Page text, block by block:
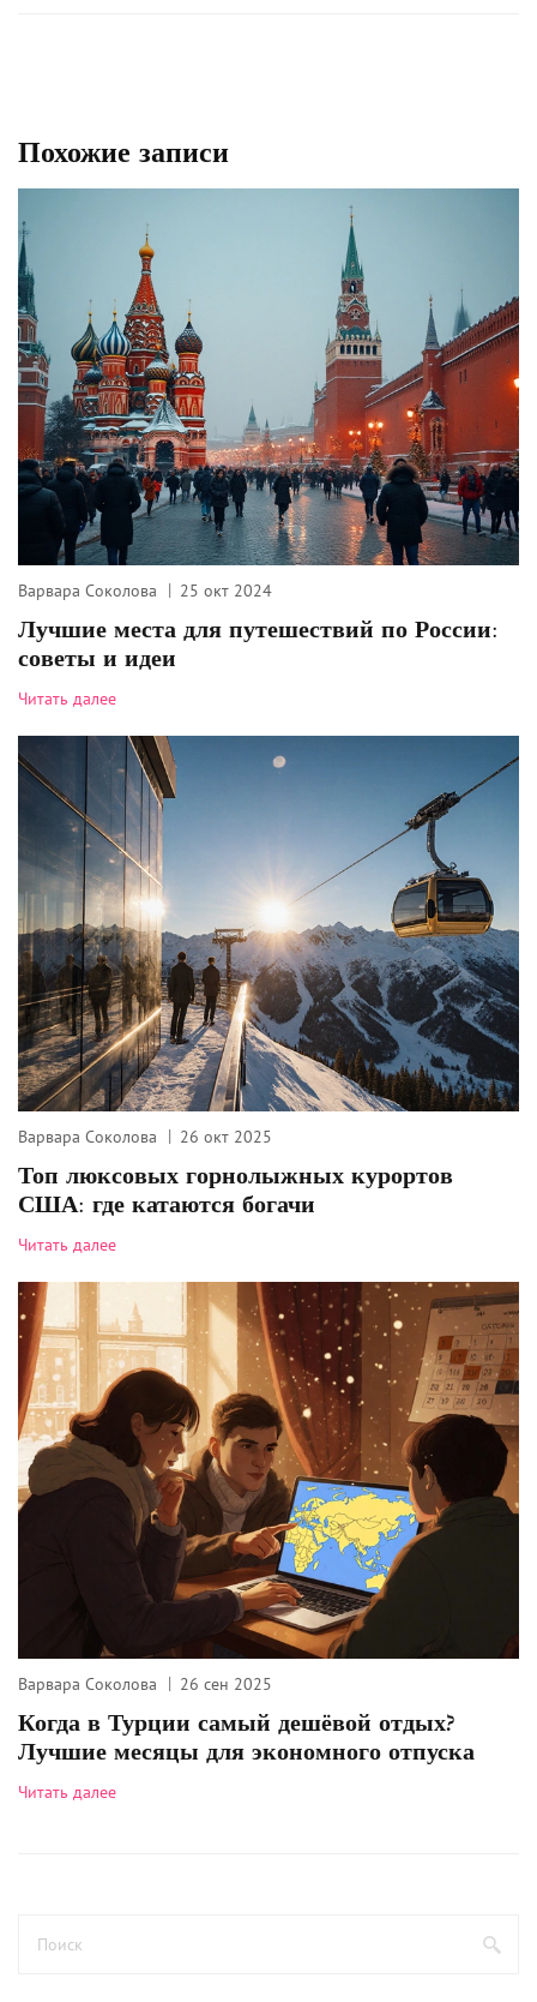
Похожие записи
Варвара Соколова 25 окт 2024
Лучшие места для путешествий по России:
советы и идеи
Читать далее
Варвара Соколова 26 окт 2025
Топ люксовых горнолыжных курортов
США: где катаются богачи
Читать далее
Варвара Соколова 26 сен 2025
Когда в Турции самый дешёвой отдых?
Лучшие месяцы для экономного отпуска
Читать далее